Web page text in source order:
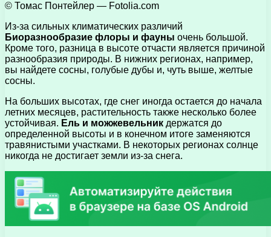
© Томас Понтейлер — Fotolia.com
Из-за сильных климатических различий
Биоразнообразие флоры и фауны очень большой.
Кроме того, разница в высоте отчасти является причиной
разнообразия природы. В нижних регионах, например,
вы найдете сосны, голубые дубы и, чуть выше, желтые
сосны.
На больших высотах, где снег иногда остается до начала
летних месяцев, растительность также несколько более
устойчивая. Ель и можжевельник держатся до
определенной высоты и в конечном итоге заменяются
травянистыми участками. В некоторых регионах солнце
никогда не достигает земли из-за снега.